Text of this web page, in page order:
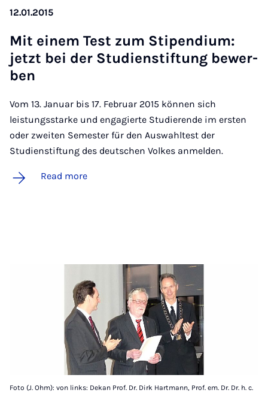
12.01.2015
Mit einem Test zum Sti­pen­di­um:
jet­zt bei der Stud­i­en­stif­tung be­w­er­
ben
Vom 13. Januar bis 17. Februar 2015 können sich
leistungsstarke und engagierte Studierende im ersten
oder zweiten Semester für den Auswahltest der
Studienstiftung des deutschen Volkes anmelden.
Read more
Foto (J. Ohm): von links: Dekan Prof. Dr. Dirk Hartmann, Prof. em. Dr. Dr. h. c.